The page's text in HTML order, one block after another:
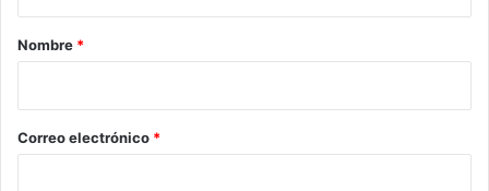
r
*
Nombre *
Correo electrónico *